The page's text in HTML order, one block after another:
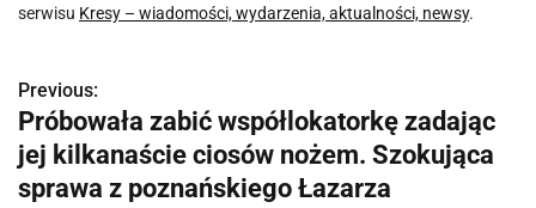
Strefie Gazy
serwisu Kresy – wiadomości, wydarzenia, aktualności, newsy.
N
a
w
Previous:
Próbowała zabić współlokatorkę zadając
jej kilkanaście ciosów nożem. Szokująca
sprawa z poznańskiego Łazarza